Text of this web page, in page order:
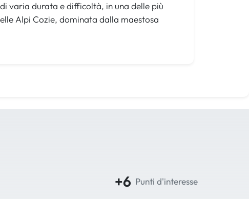
varia durata e difficoltà, in una delle più
Alpi Cozie, dominata dalla maestosa
+6 Punti d'interesse